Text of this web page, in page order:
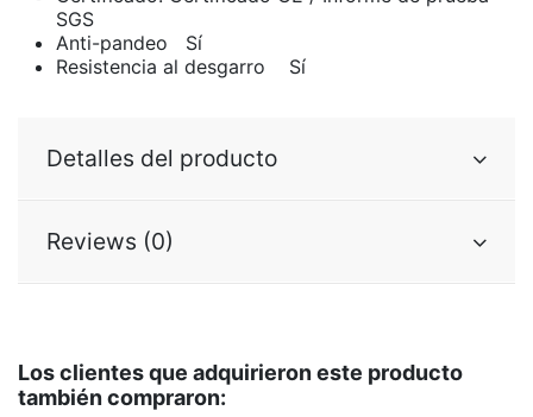
SGS
Anti-pandeo Sí
Resistencia al desgarro Sí
Detalles del producto
Reviews (0)
Los clientes que adquirieron este producto
también compraron: